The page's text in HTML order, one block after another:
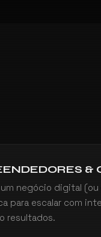
&
negócio digital
para escalar com
resultados.